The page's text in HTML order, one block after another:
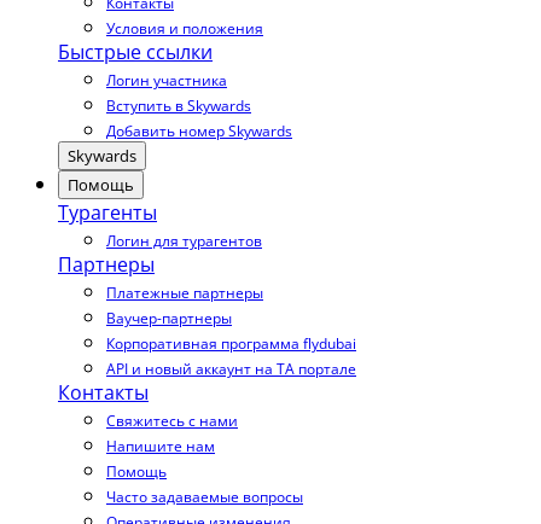
Условия и положения
Быстрые ссылки
Логин участника
Вступить в Skywards
Добавить номер Skywards
Skywards
Помощь
Турагенты
Логин для турагентов
Партнеры
Платежные партнеры
Ваучер-партнеры
Корпоративная программа flydubai
API и новый аккаунт на TA портале
Контакты
Свяжитесь с нами
Напишите нам
Помощь
Часто задаваемые вопросы